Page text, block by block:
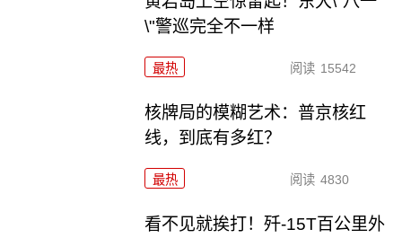
\"警巡完全不一样
最热 阅读 15542
核牌局的模糊艺术：普京核红
线，到底有多红？
最热 阅读 4830
看不见就挨打！歼-15T百公里外